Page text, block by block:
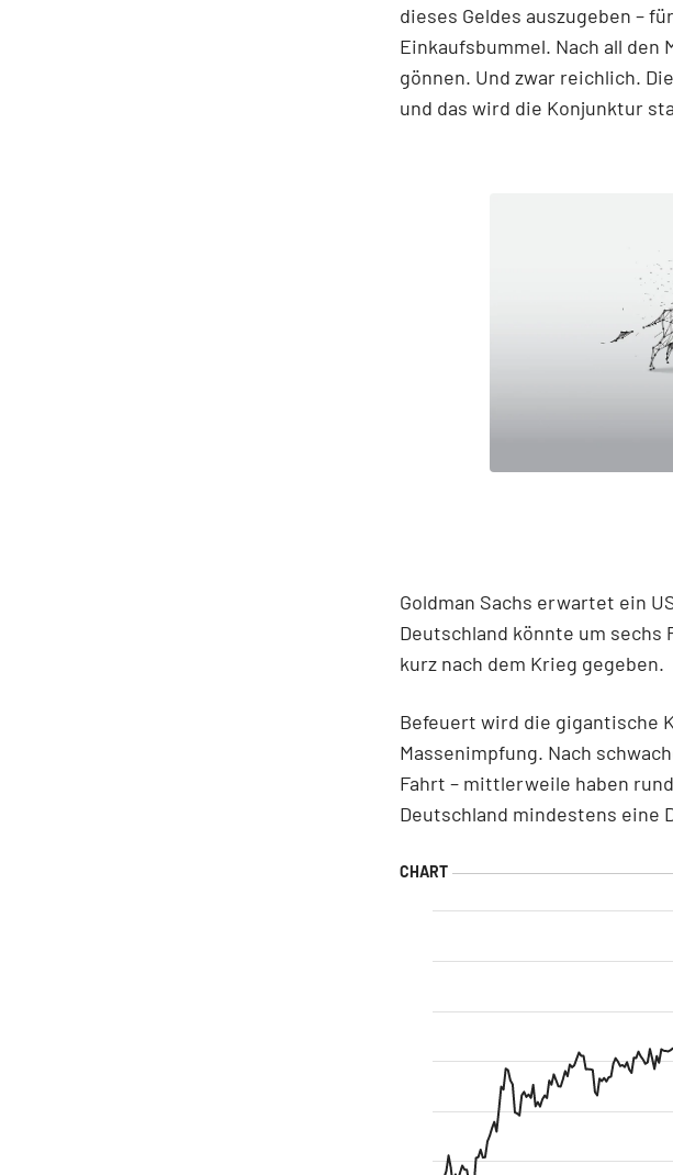
dieses Geldes auszugeben –
Einkaufsbummel. Nach all den
gönnen. Und zwar reichlich.
und das wird die Konjunktur
Goldman Sachs erwartet ein
Deutschland könnte um sechs
kurz nach dem Krieg gegeben.
Befeuert wird die gigantische
Massenimpfung. Nach
Fahrt – mittlerweile haben
Deutschland mindestens eine